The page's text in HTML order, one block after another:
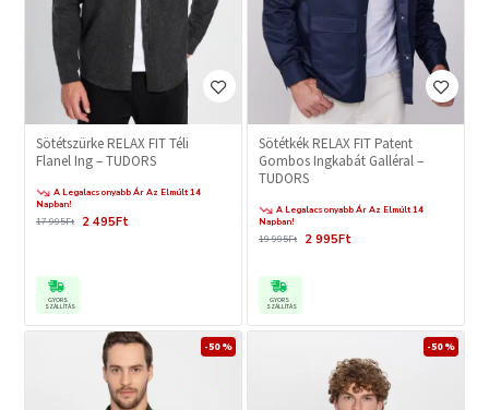
Sötétszürke RELAX FIT Téli
Flanel Ing – TUDORS
A Legalacsonyabb Ár Az Elmúlt 14
Napban!
2 495Ft
17 995Ft
GYORS
SZÁLLÍTÁS
Sötétkék RELAX FIT Patent
Gombos Ingkabát Galléral –
TUDORS
A Legalacsonyabb Ár Az Elmúlt 14
Napban!
2 995Ft
19 995Ft
GYORS
SZÁLLÍTÁS
-50 % -50 %